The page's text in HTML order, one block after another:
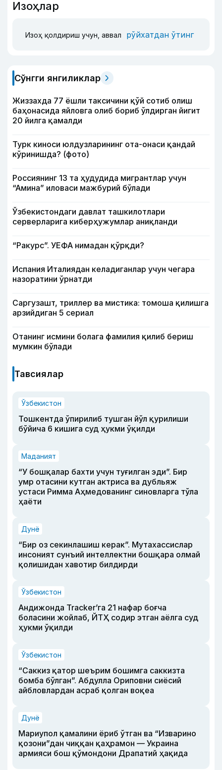
Изоҳлар
Изоҳ қолдириш учун, аввал рўйхатдан ўтинг
Сўнгги янгиликлар
Жиззахда 77 ёшли таксичини қўй сотиб олиш
баҳонасида яйловга олиб бориб ўлдирган йигит
20 йилга қамалди
Турк киноси юлдузларининг ота-онаси қандай
кўринишда? (фото)
Россиянинг 13 та ҳудудида мигрантлар учун
“Амина” иловаси мажбурий бўлади
Ўзбекистондаги давлат ташкилотлари
серверларига киберҳужумлар аниқланди
“Ракурс”. УЕФА нимадан қўрқди?
Испания Италиядан келадиганлар учун чегара
назоратини ўрнатди
Саргузашт, триллер ва мистика: томоша қилишга
арзийдиган 5 сериал
Отанинг исмини болага фамилия қилиб бериш
мумкин бўлади
Тавсиялар
Ўзбекистон
Тошкентда ўпирилиб тушган йўл қурилиши
бўйича 6 кишига суд ҳукми ўқилди
Маданият
“У бошқалар бахти учун туғилган эди”. Бир
умр отасини кутган актриса ва дубльяж
устаси Римма Аҳмедованинг синовларга тўла
ҳаёти
Дунё
“Бир оз секинлашиш керак”. Мутахассислар
инсоният сунъий интеллектни бошқара олмай
қолишидан хавотир билдирди
Ўзбекистон
Андижонда Tracker’га 21 нафар боғча
боласини жойлаб, ЙТҲ содир этган аёлга суд
ҳукми ўқилди
Ўзбекистон
“Саккиз қатор шеърим бошимга саккизта
бомба бўлган”. Абдулла Ориповни сиёсий
айбловлардан асраб қолган воқеа
Дунё
Мариупол қамалини ёриб ўтган ва “Изварино
қозони”дан чиққан қаҳрамон — Украина
армияси бош қўмондони Драпатий ҳақида